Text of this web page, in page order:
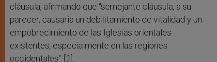
cláusula, afirmando que “semejante cláusula, a su
parecer, causaría un debilitamiento de vitalidad y un
empobrecimiento de las Iglesias orientales
existentes, especialmente en las regiones
occidentales” [ 2 ].